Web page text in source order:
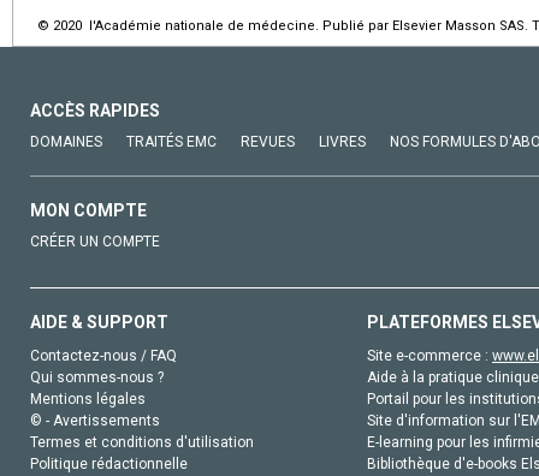
© 2020 l'Académie nationale de médecine. Publié par Elsevier Masson SAS.
ACCÈS RAPIDES
DOMAINES TRAITÉS EMC REVUES LIVRES NOS FORMULES
MON COMPTE
CRÉER UN COMPTE
AIDE & SUPPORT
Contactez-nous / FAQ
Qui sommes-nous ?
Mentions légales
© - Avertissements
Termes et conditions d'utilisation
Politique rédactionnelle
PLATEFORMES
Site e-commerce :
Aide à la pratique
Portail pour les
Site d'information sur
E-learning pour les
Bibliothèque d'e-books